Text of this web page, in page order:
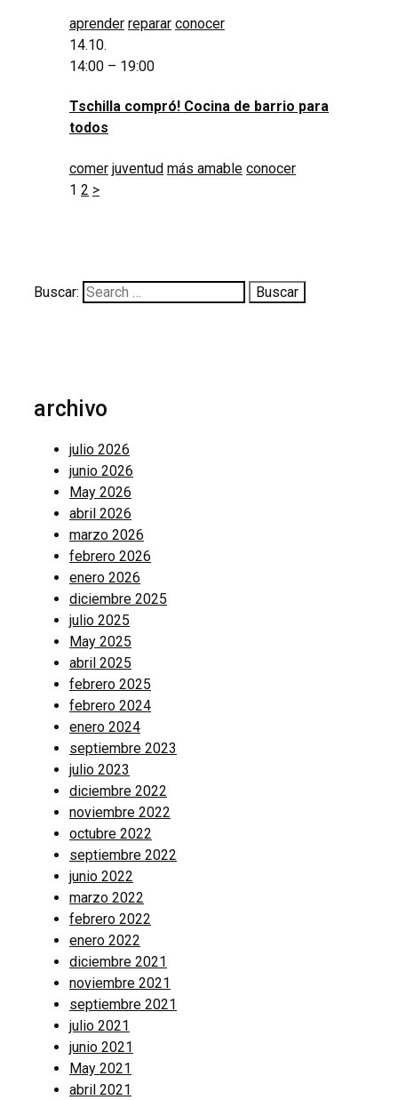
aprender reparar conocer
14.10.
14:00 – 19:00
Tschilla compró! Cocina de barrio para
todos
comer juventud más amable conocer
1 2 >
Buscar:
archivo
julio 2026
junio 2026
May 2026
abril 2026
marzo 2026
febrero 2026
enero 2026
diciembre 2025
julio 2025
May 2025
abril 2025
febrero 2025
febrero 2024
enero 2024
septiembre 2023
julio 2023
diciembre 2022
noviembre 2022
octubre 2022
septiembre 2022
junio 2022
marzo 2022
febrero 2022
enero 2022
diciembre 2021
noviembre 2021
septiembre 2021
julio 2021
junio 2021
May 2021
abril 2021